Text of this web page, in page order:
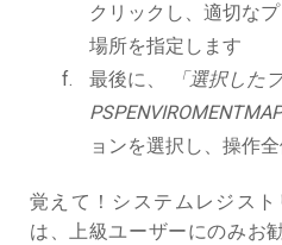
クリックし、適切な
場所を指定します
最後に、
「選択した
ョンを選択し、操作
覚えて！システムレジス
は、上級ユーザーにのみお